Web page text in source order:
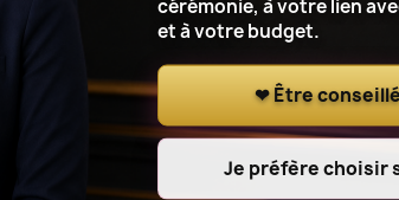
renseignez l’adresse complète, le
de notre réseau de coordonner la
facile à déplacer après la
cérémonie, à votre lien
et à votre budget.
❤ Être
Je préfère choisir